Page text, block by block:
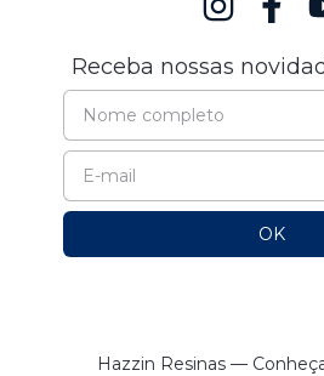
Receba nossas
Hazzin Resinas —